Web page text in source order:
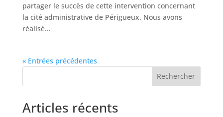
partager le succès de cette intervention concernant
la cité administrative de Périgueux. Nous avons
réalisé...
« Entrées précédentes
Rechercher
Articles récents